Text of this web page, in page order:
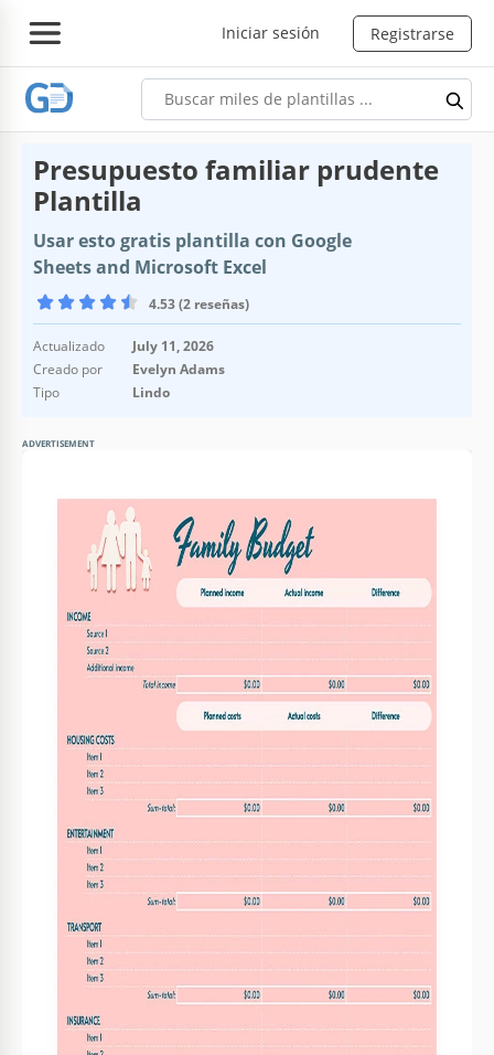
Iniciar sesión Registrarse
Presupuesto familiar prudente
Plantilla
Usar esto gratis plantilla con Google
Sheets and Microsoft Excel
4.53 (2 reseñas)
Actualizado
July 11, 2026
Creado por
Evelyn Adams
Tipo
Lindo
ADVERTISEMENT